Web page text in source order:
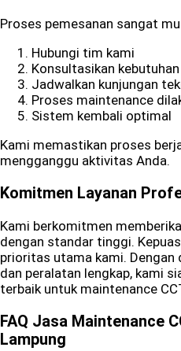
Proses pemesanan sangat
Hubungi tim kami
Konsultasikan
Jadwalkan kunjungan
Proses maintenance
Sistem kembali optimal
Kami memastikan proses
mengganggu aktivitas Anda.
Komitmen Layanan
Kami berkomitmen
dengan standar tinggi.
prioritas utama kami. Dengan
dan peralatan lengkap, kami
terbaik untuk maintenance
FAQ Jasa Maintenance
Lampung